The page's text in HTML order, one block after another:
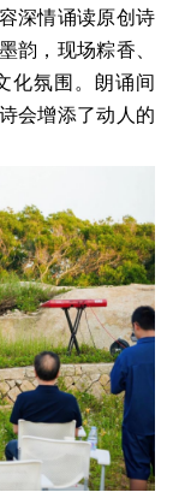
深情诵读原创诗
韵，现场粽香、
化氛围。朗诵间
会增添了动人的